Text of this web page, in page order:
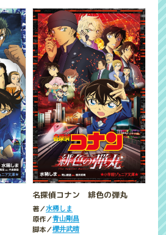
名探偵コナン 緋色の弾丸
著／水稀しま
原作／青山剛昌
脚本／櫻井武晴